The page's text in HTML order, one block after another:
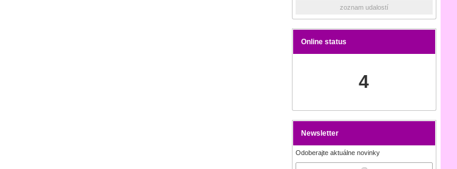
zoznam udalostí
Online status
4
Newsletter
Odoberajte aktuálne novinky